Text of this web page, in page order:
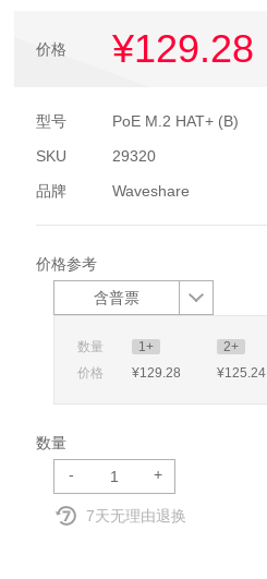
价格 ¥129.28
型号
PoE M.2 HAT+ (B)
SKU
29320
品牌
Waveshare
价格参考
含普票
数量 1+ 2+
价格
¥129.28 ¥125.24
数量
-
+
7天无理由退换